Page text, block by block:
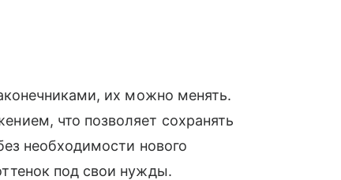
их можно менять.
что позволяет сохранять
необходимости нового
под свои нужды.